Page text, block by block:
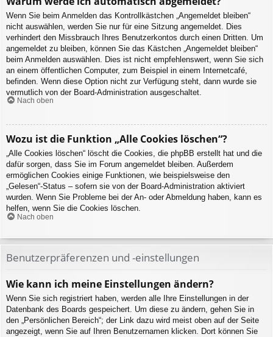
Wenn Sie beim Anmelden das Kontrollkästchen „Angemeldet bleiben“
nicht auswählen, werden Sie nur für eine Sitzung angemeldet. Dies
verhindert den Missbrauch Ihres Benutzerkontos durch einen Dritten. Um
angemeldet zu bleiben, können Sie das Kästchen „Angemeldet bleiben“
beim Anmelden auswählen. Dies ist nicht empfehlenswert, wenn Sie sich
an einem öffentlichen Computer, zum Beispiel in einem Internetcafé,
befinden. Wenn diese Option nicht zur Verfügung steht, dann wurde sie
vermutlich von der Board-Administration ausgeschaltet.
Nach oben
Wozu ist die Funktion „Alle Cookies löschen“?
„Alle Cookies löschen“ löscht die Cookies, die phpBB erstellt hat und die
dafür sorgen, dass Sie im Forum angemeldet bleiben. Außerdem
ermöglichen Cookies einige Funktionen, wie beispielsweise den
„Gelesen“-Status – sofern sie von der Board-Administration aktiviert
wurden. Wenn Sie Probleme bei der An- oder Abmeldung haben, kann es
helfen, wenn Sie die Cookies löschen.
Nach oben
Benutzerpräferenzen und -einstellungen
Wie kann ich meine Einstellungen ändern?
Wenn Sie sich registriert haben, werden alle Ihre Einstellungen in der
Datenbank des Boards gespeichert. Um diese zu ändern, gehen Sie in
den „Persönlichen Bereich“; der Link dazu wird meist oben auf der Seite
angezeigt, wenn Sie auf Ihren Benutzernamen klicken. Dort können Sie